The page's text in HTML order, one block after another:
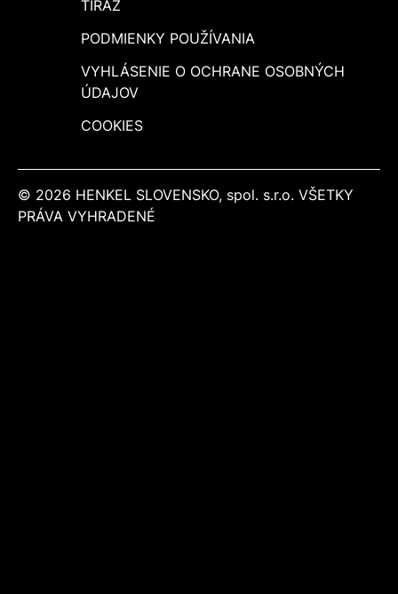
TIRÁŽ
PODMIENKY POUŽÍVANIA
VYHLÁSENIE O OCHRANE OSOBNÝCH
ÚDAJOV
COOKIES
© 2026 HENKEL SLOVENSKO, spol. s.r.o. VŠETKY
PRÁVA VYHRADENÉ